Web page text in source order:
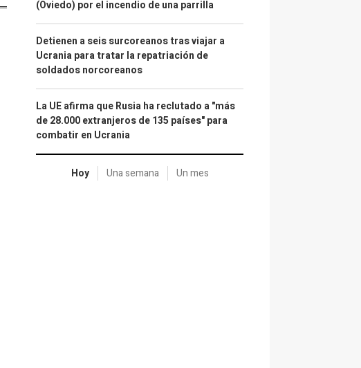
(Oviedo) por el incendio de una parrilla
Detienen a seis surcoreanos tras viajar a
Ucrania para tratar la repatriación de
soldados norcoreanos
La UE afirma que Rusia ha reclutado a "más
de 28.000 extranjeros de 135 países" para
combatir en Ucrania
Hoy Una semana Un mes